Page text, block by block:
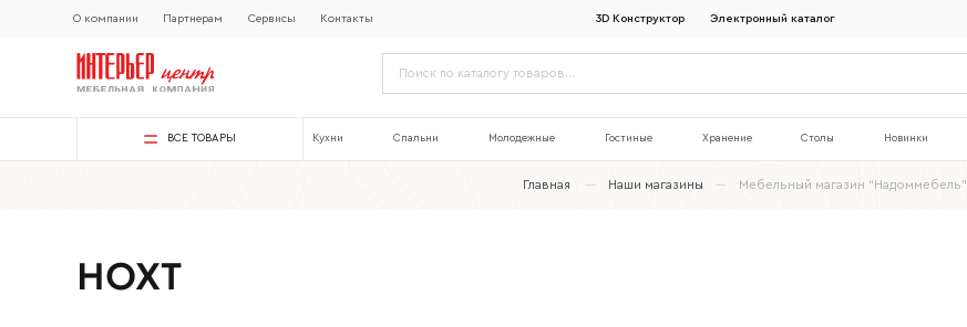
О компании Партнерам Сервисы Контакты 3D Конструктор Электронный каталог
ВСЕ ТОВАРЫ Кухни Спальни Молодежные Гостиные Хранение Столы Новинки
Главная Наши магазины Мебельный магазин “Надоммебель”
НОХТ